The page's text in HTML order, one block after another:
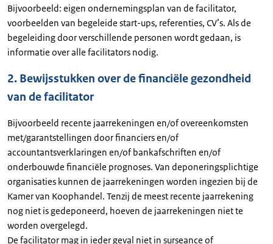
Bijvoorbeeld: eigen ondernemingsplan van de facilitator,
voorbeelden van begeleide start-ups, referenties, CV’s. Als de
begeleiding door verschillende personen wordt gedaan, is
informatie over alle facilitators nodig.
2. Bewijsstukken over de financiële gezondheid
van de facilitator
Bijvoorbeeld recente jaarrekeningen en/of overeenkomsten
met/garantstellingen door financiers en/of
accountantsverklaringen en/of bankafschriften en/of
onderbouwde financiële prognoses. Van deponeringsplichtige
organisaties kunnen de jaarrekeningen worden ingezien bij de
Kamer van Koophandel. Tenzij de meest recente jaarrekening
nog niet is gedeponeerd, hoeven de jaarrekeningen niet te
worden overgelegd.
De facilitator mag in ieder geval niet in surseance of